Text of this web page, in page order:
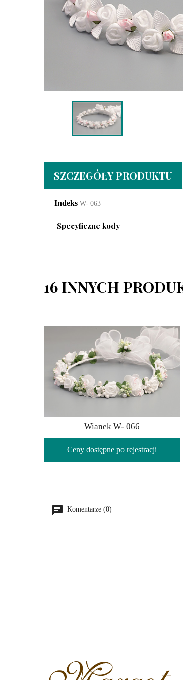
SZCZEGÓŁY PRODUKTU
Indeks W- 063
Specyficzne kody
16 INNYCH
Wianek W- 066
Ceny dostępne po rejestracji
Komentarze (0)